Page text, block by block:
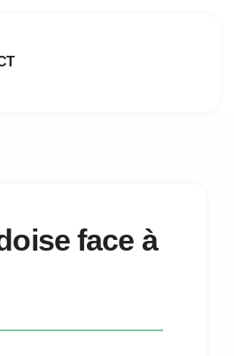
face à